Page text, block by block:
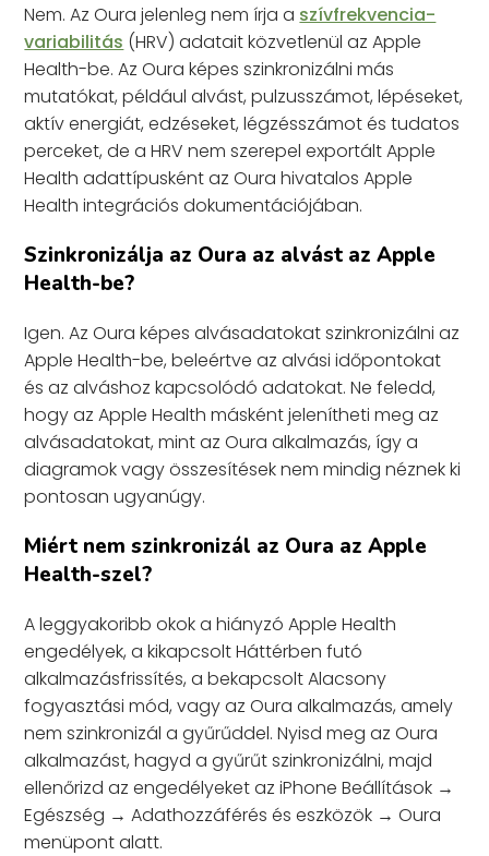
Nem. Az Oura jelenleg nem írja a szívfrekvencia-
variabilitás (HRV) adatait közvetlenül az Apple
Health-be. Az Oura képes szinkronizálni más
mutatókat, például alvást, pulzusszámot, lépéseket,
aktív energiát, edzéseket, légzésszámot és tudatos
perceket, de a HRV nem szerepel exportált Apple
Health adattípusként az Oura hivatalos Apple
Health integrációs dokumentációjában.
Szinkronizálja az Oura az alvást az Apple
Health-be?
Igen. Az Oura képes alvásadatokat szinkronizálni az
Apple Health-be, beleértve az alvási időpontokat
és az alváshoz kapcsolódó adatokat. Ne feledd,
hogy az Apple Health másként jelenítheti meg az
alvásadatokat, mint az Oura alkalmazás, így a
diagramok vagy összesítések nem mindig néznek ki
pontosan ugyanúgy.
Miért nem szinkronizál az Oura az Apple
Health-szel?
A leggyakoribb okok a hiányzó Apple Health
engedélyek, a kikapcsolt Háttérben futó
alkalmazásfrissítés, a bekapcsolt Alacsony
fogyasztási mód, vagy az Oura alkalmazás, amely
nem szinkronizál a gyűrűddel. Nyisd meg az Oura
alkalmazást, hagyd a gyűrűt szinkronizálni, majd
ellenőrizd az engedélyeket az iPhone Beállítások →
Egészség → Adathozzáférés és eszközök → Oura
menüpont alatt.